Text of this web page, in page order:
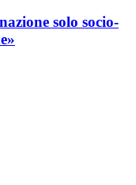
solo socio-